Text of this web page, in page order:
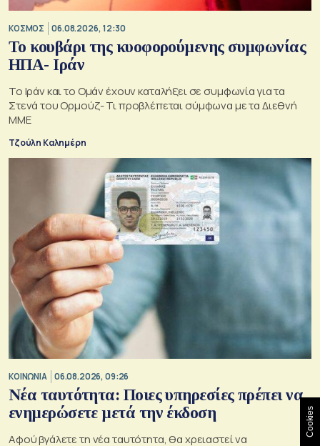
ΚΟΣΜΟΣ 06.08.2026, 12:30
Το κουβάρι της κυοφορούμενης συμφωνίας
ΗΠΑ- Ιράν
Το Ιράν και το Ομάν έχουν καταλήξει σε συμφωνία για τα
Στενά του Ορμούζ- Τι προβλέπεται σύμφωνα με τα Διεθνή
ΜΜΕ
Τζούλη Καλημέρη
ΚΟΙΝΩΝΙΑ 06.08.2026, 09:26
Νέα ταυτότητα: Ποιες υπηρεσίες πρέπει να
ενημερώσετε μετά την έκδοση
Αφού βγάλετε τη νέα ταυτότητα, θα χρειαστεί να
Cookies